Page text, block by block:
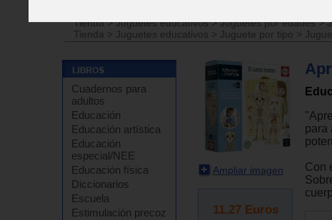
Tienda>Juguetes educativos>Juguetes por edades>
Tienda
> Juguetes educativos > Juguete por tipo >
Cuadernos para
adultos
Educación
Educación artística
Educación
especial/NEE
Educación física
Diccionarios
Escuela
Estimulación precoz
Ampliar imagen
11.27 Euros
para
Con